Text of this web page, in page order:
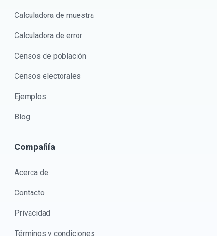
Calculadora de muestra
Calculadora de error
Censos de población
Censos electorales
Ejemplos
Blog
Compañía
Acerca de
Contacto
Privacidad
Términos y condiciones